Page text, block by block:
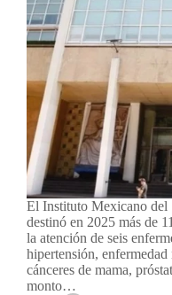
El Instituto Mexicano del
destinó en 2025 más de
la atención de seis
hipertensión,
cánceres de mama,
monto…